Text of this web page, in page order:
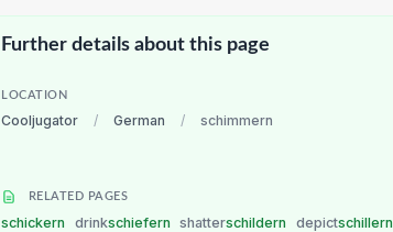
Further details about this page
LOCATION
Cooljugator / German / schimmern
RELATED PAGES
schickern drinkschiefern shatterschildern depictschillern